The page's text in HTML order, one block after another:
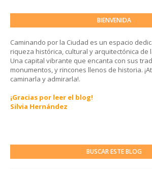
BIENVENIDA
Caminando por la Ciudad es un espacio
riqueza histórica, cultural y arquitectónica de
Una capital vibrante que encanta con sus
monumentos, y rincones llenos de historia.
caminarla y admirarla!.
¡Gracias por leer el blog!
Silvia Hernández
BUSCAR ESTE BLOG